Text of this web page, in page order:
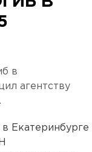
в
агентству
в Екатеринбурге